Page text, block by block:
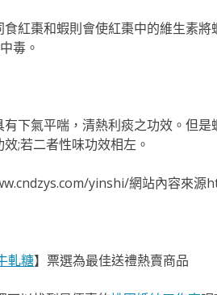
紅棗和蝦則會使紅棗中的維生素
毒。
下氣平喘，清熱利痰之功效。但
;若二者性味功效相左。
yinshi/網站內容來源
軋糖】票選為最佳送禮熱賣商品